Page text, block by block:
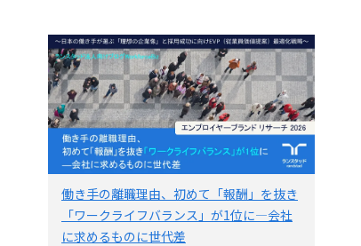
働き手の離職理由、初めて「報酬」を抜き
「ワークライフバランス」が1位に―会社
に求めるものに世代差